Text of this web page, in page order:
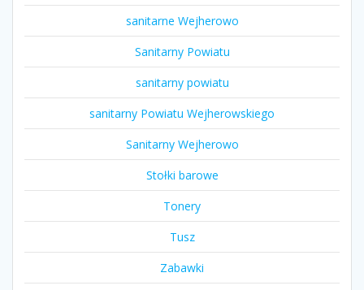
sanitarne Wejherowo
Sanitarny Powiatu
sanitarny powiatu
sanitarny Powiatu Wejherowskiego
Sanitarny Wejherowo
Stołki barowe
Tonery
Tusz
Zabawki